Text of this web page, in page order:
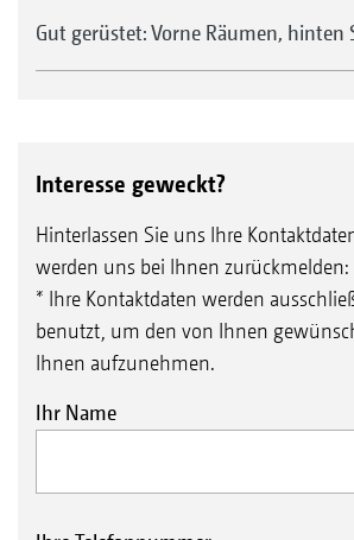
Gut gerüstet: Vorne Räumen, hinten
Interesse geweckt?
Hinterlassen Sie uns Ihre
werden uns bei Ihnen zurückmelden:
* Ihre Kontaktdaten werden
benutzt, um den von Ihnen
Ihnen aufzunehmen.
Ihr Name